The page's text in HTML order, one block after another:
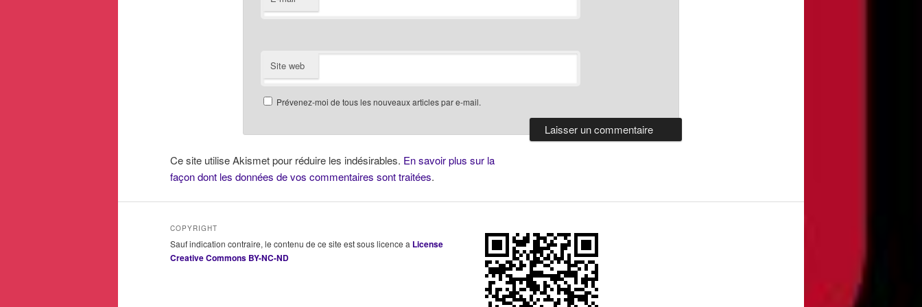
Site web
Prévenez-moi de tous les nouveaux articles par e-mail.
Ce site utilise Akismet pour réduire les indésirables. En savoir plus sur la
façon dont les données de vos commentaires sont traitées.
COPYRIGHT
Sauf indication contraire, le contenu de ce site est sous licence a License
Creative Commons BY-NC-ND